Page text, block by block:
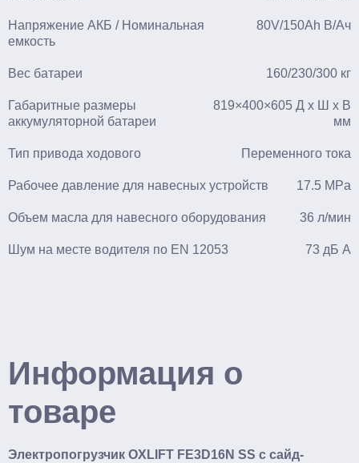
Напряжение АКБ / Номинальная
емкость
80V/150Ah В/Aч
Вес батареи 160/230/300 кг
Габаритные размеры
аккумуляторной батареи
819×400×605 Д x Ш x В
мм
Тип привода ходового Переменного тока
Рабочее давление для навесных устройств 17.5 MPa
Объем масла для навесного оборудования 36 л/мин
Шум на месте водителя по EN 12053 73 дБ A
Информация о
товаре
Электропогрузчик OXLIFT FE3D16N SS с сайд-